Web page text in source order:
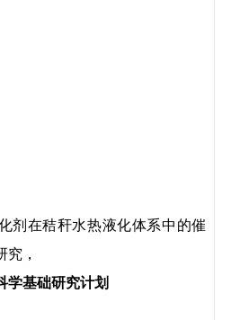
剂在秸秆水热液化体系中的催
究，
学基础研究计划